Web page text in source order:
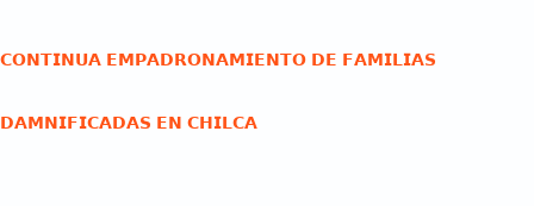
𝗖𝗢𝗡𝗧𝗜𝗡𝗨𝗔 𝗘𝗠𝗣𝗔𝗗𝗥𝗢𝗡𝗔𝗠𝗜𝗘𝗡𝗧𝗢 𝗗𝗘 𝗙𝗔𝗠𝗜𝗟𝗜𝗔𝗦
𝗗𝗔𝗠𝗡𝗜𝗙𝗜𝗖𝗔𝗗𝗔𝗦 𝗘𝗡 𝗖𝗛𝗜𝗟𝗖𝗔